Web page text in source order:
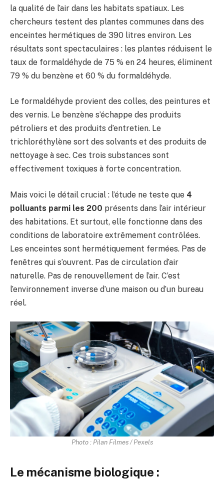
la qualité de l’air dans les habitats spatiaux. Les
chercheurs testent des plantes communes dans des
enceintes hermétiques de 390 litres environ. Les
résultats sont spectaculaires : les plantes réduisent le
taux de formaldéhyde de 75 % en 24 heures, éliminent
79 % du benzène et 60 % du formaldéhyde.
Le formaldéhyde provient des colles, des peintures et
des vernis. Le benzène s’échappe des produits
pétroliers et des produits d’entretien. Le
trichloréthylène sort des solvants et des produits de
nettoyage à sec. Ces trois substances sont
effectivement toxiques à forte concentration.
Mais voici le détail crucial : l’étude ne teste que 4
polluants parmi les 200 présents dans l’air intérieur
des habitations. Et surtout, elle fonctionne dans des
conditions de laboratoire extrêmement contrôlées.
Les enceintes sont hermétiquement fermées. Pas de
fenêtres qui s’ouvrent. Pas de circulation d’air
naturelle. Pas de renouvellement de l’air. C’est
l’environnement inverse d’une maison ou d’un bureau
réel.
Photo : Pilan Filmes / Pexels
Le mécanisme biologique :